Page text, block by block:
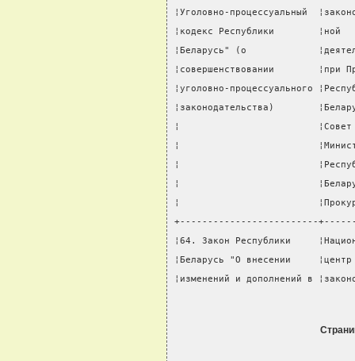
¦Уголовно-процессуальный
¦кодекс Республики
¦Беларусь" (о
¦совершенствовании
¦уголовно-
¦законодательства)
¦
¦
¦
¦
¦
+-------------------------
¦64. Закон Республики
¦Беларусь "О внесении
¦изменений и дополнений в